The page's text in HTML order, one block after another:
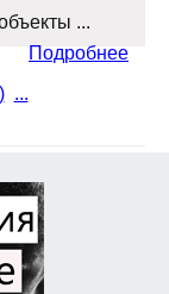
...
Подробнее
...